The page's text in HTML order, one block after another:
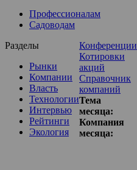
Профессионалам
Садоводам
Разделы
Рынки
Компании
Власть
Технологии
Интервью
Рейтинги
Экология
Конференции
Котировки
акций
Справочник
компаний
Тема
месяца:
Компания
месяца: